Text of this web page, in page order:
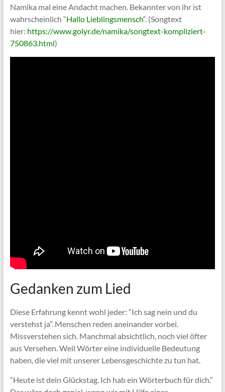
Namika mal eine Andacht machen. Bekannter von ihr ist
wahrscheinlich “Hallo Lieblingsmensch“. (Songtext
hier: https://www.golyr.de/namika/songtext-kompliziert-
750863.html)
Gedanken zum Lied
Diese Erfahrung kennt wohl jeder: “Ich sag nein und du
verstehst ja”. Menschen reden aneinander vorbei.
Missverstehen sich. Manchmal absichtlich, noch viel öfter
aus Versehen. Weil Wörter eine individuelle Bedeutung
haben, die viel mit unserer Lebensgeschichte zu tun hat.
“Heute ist dein Glückstag. Ich hab ein Wörterbuch für dich.”